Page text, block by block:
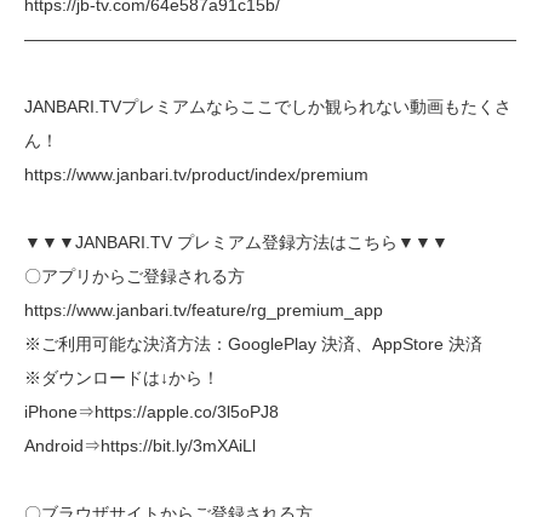
https://jb-tv.com/64e587a91c15b/
―――――――――――――――――――――――――――――
JANBARI.TVプレミアムならここでしか観られない動画もたくさ
ん！
https://www.janbari.tv/product/index/premium
▼▼▼JANBARI.TV プレミアム登録方法はこちら▼▼▼
〇アプリからご登録される方
https://www.janbari.tv/feature/rg_premium_app
※ご利用可能な決済方法：GooglePlay 決済、AppStore 決済
※ダウンロードは↓から！
iPhone⇒https://apple.co/3l5oPJ8
Android⇒https://bit.ly/3mXAiLl